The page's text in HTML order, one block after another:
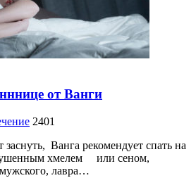
от Ванги
2401
Ванга рекомендует спать на
хмелем или сеном,
лавра…